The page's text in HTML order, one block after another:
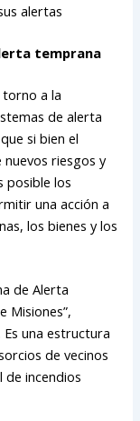
alertas
temprana
torno a la
de alerta
si bien el
riesgos y
posible los
una acción a
los bienes y los
de Alerta
Misiones”,
una estructura
de vecinos
incendios